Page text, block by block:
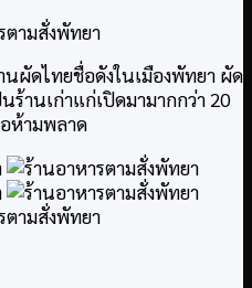
นผัดไทยชื่อดังในเมืองพัทยา ผัด
านเก่าแก่เปิดมามากกว่า 20
ห้ามพลาด